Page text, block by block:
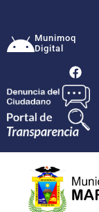
Munimoq
Digital